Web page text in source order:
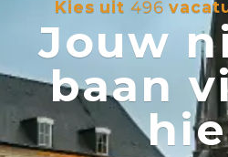
Kies uit 496
Jouw
baan